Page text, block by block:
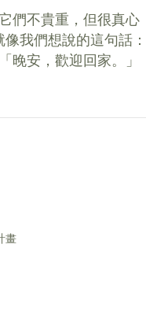
們不貴重，但很真心
像我們想說的這句話：
「晚安，歡迎回家。」
畫